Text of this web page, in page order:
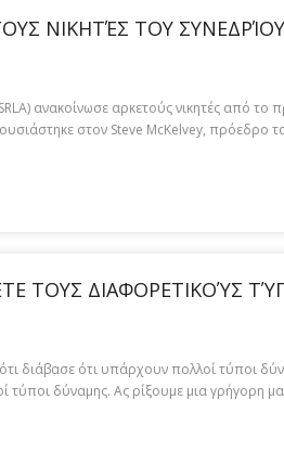
ΝΙΚΗΤΈΣ ΤΟΥ
ανακοίνωσε αρκετούς νικητές από
στον Steve McKelvey, πρόεδρο
ΤΟΥΣ ΔΙΑΦΟΡΕΤΙΚΟΎΣ
διάβασε ότι υπάρχουν πολλοί τύποι
τύποι δύναμης. Ας ρίξουμε μια γρήγορη